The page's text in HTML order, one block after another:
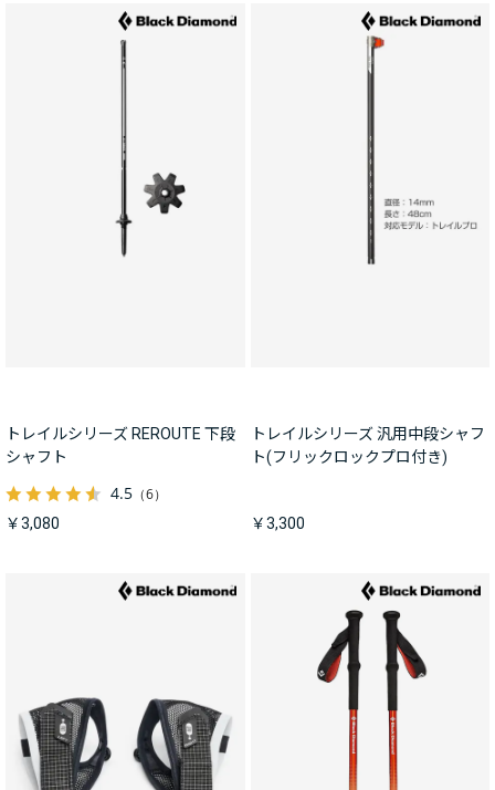
トレイルシリーズ REROUTE 下段
シャフト
4.5 （6）
￥3,080
トレイルシリーズ 汎用中段シャフ
ト(フリックロックプロ付き)
￥3,300